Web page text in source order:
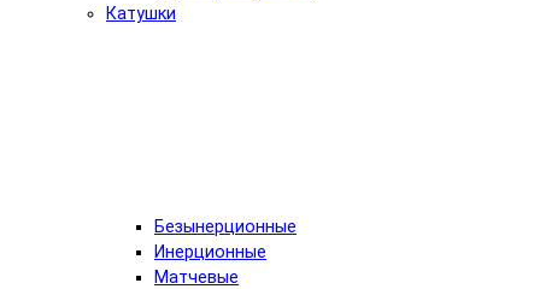
Катушки
Безынерционные
Инерционные
Матчевые